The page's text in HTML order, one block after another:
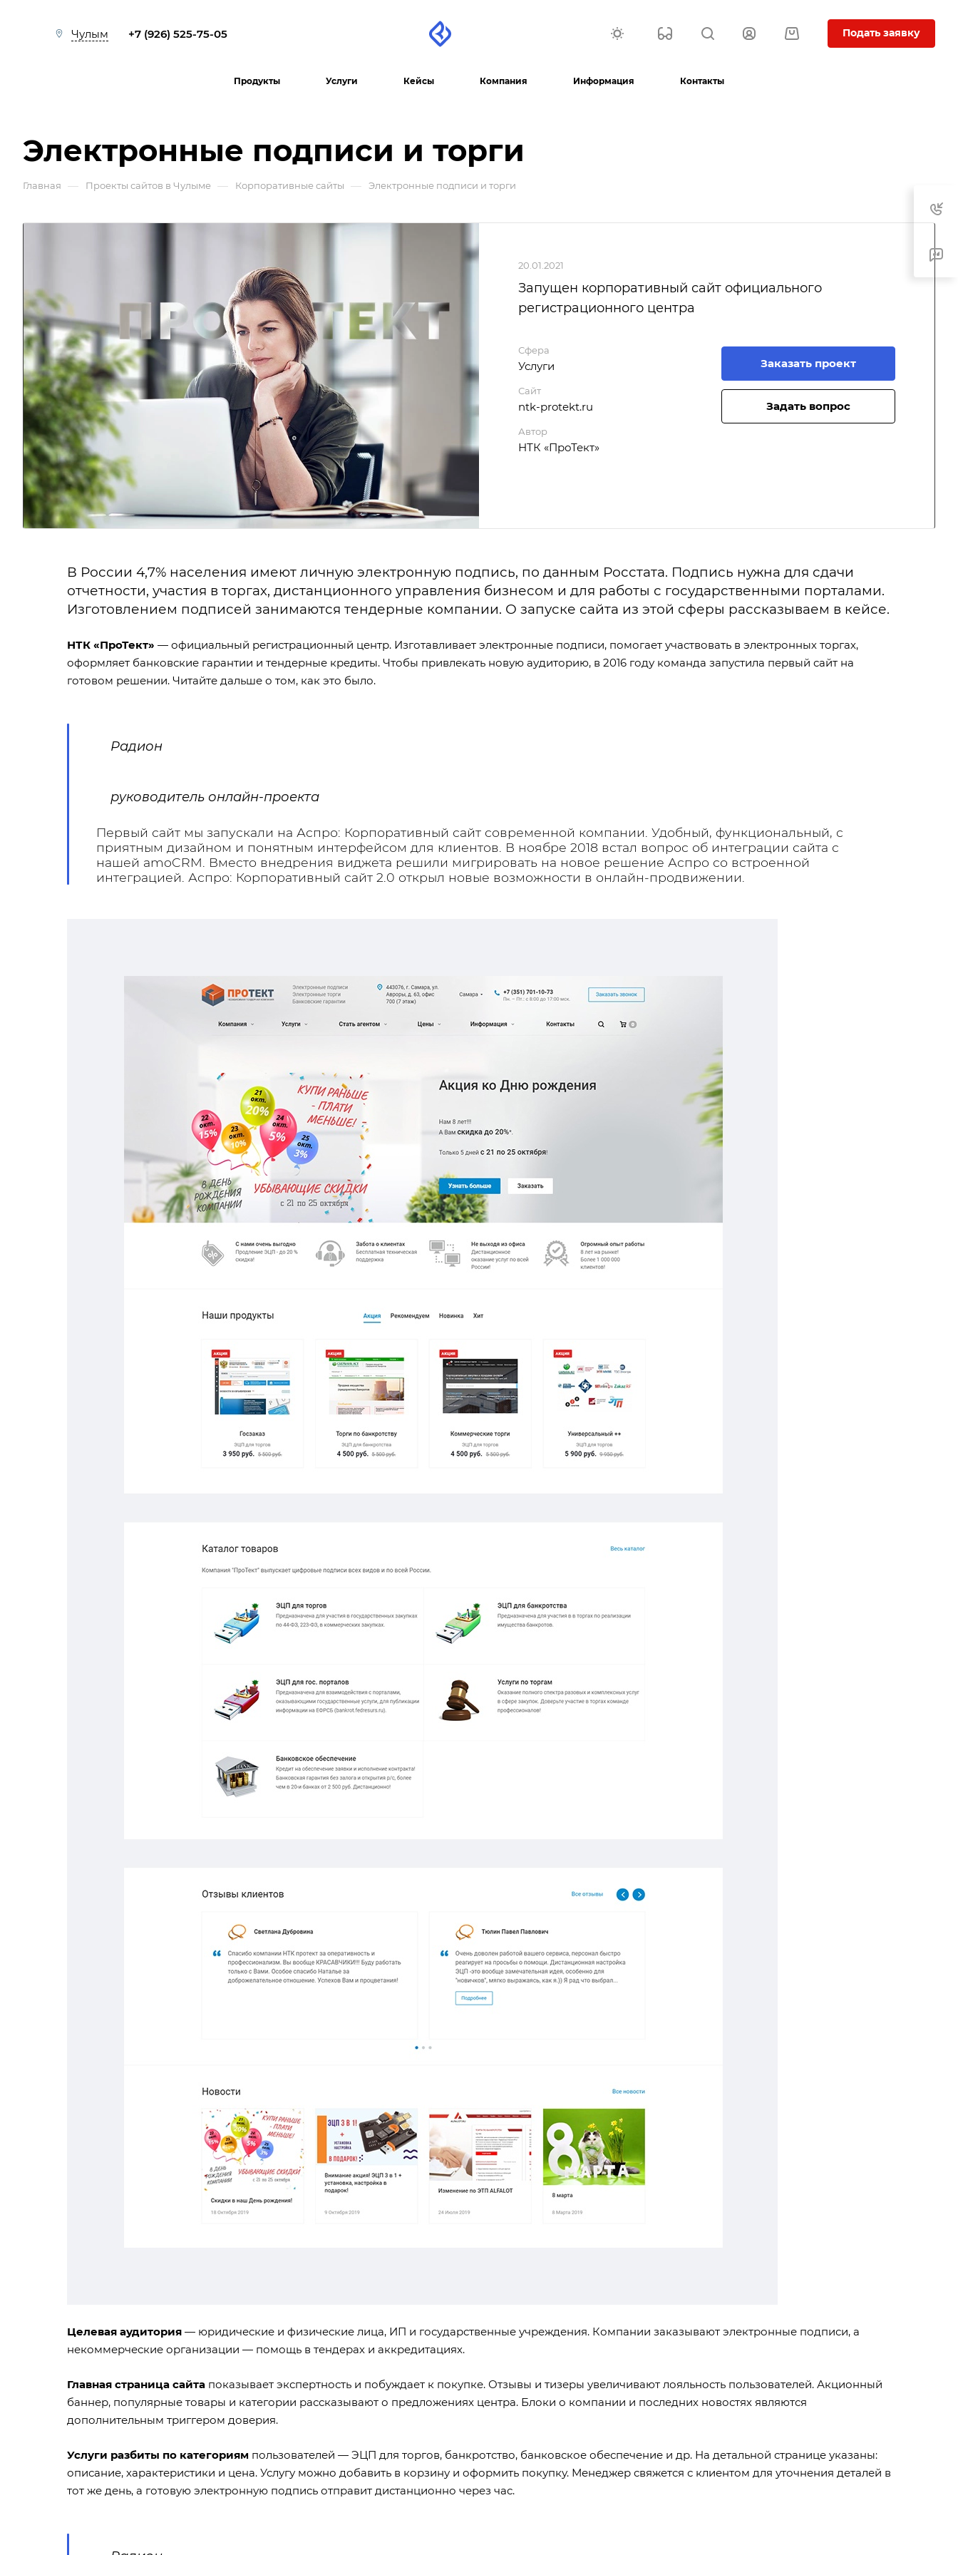
Чулым +7 (926) 525-75-05 Подать заявку
Продукты Услуги Кейсы Компания Информация Контакты
Электронные подписи и торги
Главная — Проекты сайтов в Чулыме — Корпоративные сайты — Электронные подписи и торги
20.01.2021
Запущен корпоративный сайт официального
регистрационного центра
Сфера
Услуги
Сайт
ntk-protekt.ru
Автор
НТК «ПроТект»
Заказать проект
Задать вопрос
В России 4,7% населения имеют личную электронную подпись, по данным Росстата. Подпись нужна для сдачи
отчетности, участия в торгах, дистанционного управления бизнесом и для работы с государственными порталами.
Изготовлением подписей занимаются тендерные компании. О запуске сайта из этой сферы рассказываем в кейсе.
НТК «ПроТект» — официальный регистрационный центр. Изготавливает электронные подписи, помогает участвовать в электронных торгах,
оформляет банковские гарантии и тендерные кредиты. Чтобы привлекать новую аудиторию, в 2016 году команда запустила первый сайт на
готовом решении. Читайте дальше о том, как это было.
Радион
руководитель онлайн-проекта
Первый сайт мы запускали на Аспро: Корпоративный сайт современной компании. Удобный, функциональный, с
приятным дизайном и понятным интерфейсом для клиентов. В ноябре 2018 встал вопрос об интеграции сайта с
нашей amoCRM. Вместо внедрения виджета решили мигрировать на новое решение Аспро со встроенной
интеграцией. Аспро: Корпоративный сайт 2.0 открыл новые возможности в онлайн-продвижении.
Целевая аудитория — юридические и физические лица, ИП и государственные учреждения. Компании заказывают электронные подписи, а
некоммерческие организации — помощь в тендерах и аккредитациях.
Главная страница сайта показывает экспертность и побуждает к покупке. Отзывы и тизеры увеличивают лояльность пользователей. Акционный
баннер, популярные товары и категории рассказывают о предложениях центра. Блоки о компании и последних новостях являются
дополнительным триггером доверия.
Услуги разбиты по категориям пользователей — ЭЦП для торгов, банкротство, банковское обеспечение и др. На детальной странице указаны:
описание, характеристики и цена. Услугу можно добавить в корзину и оформить покупку. Менеджер свяжется с клиентом для уточнения деталей в
тот же день, а готовую электронную подпись отправит дистанционно через час.